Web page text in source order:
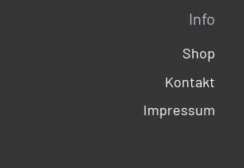
Info
Shop
Kontakt
Impressum